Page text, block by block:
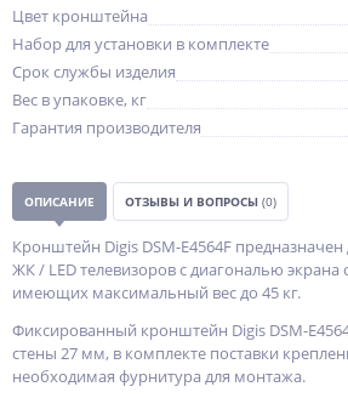
Цвет кронштейна
Набор для установки в комплекте
Срок службы изделия
Вес в упаковке, кг
Гарантия производителя
ОПИСАНИЕ ОТЗЫВЫ И ВОПРОСЫ (0)
Кронштейн Digis DSM-E4564F
ЖК / LED телевизоров с диагональю
имеющих максимальный вес до 45 кг.
Фиксированный кронштейн Digis DSM-
стены 27 мм, в комплекте поставки
необходимая фурнитура для монтажа.